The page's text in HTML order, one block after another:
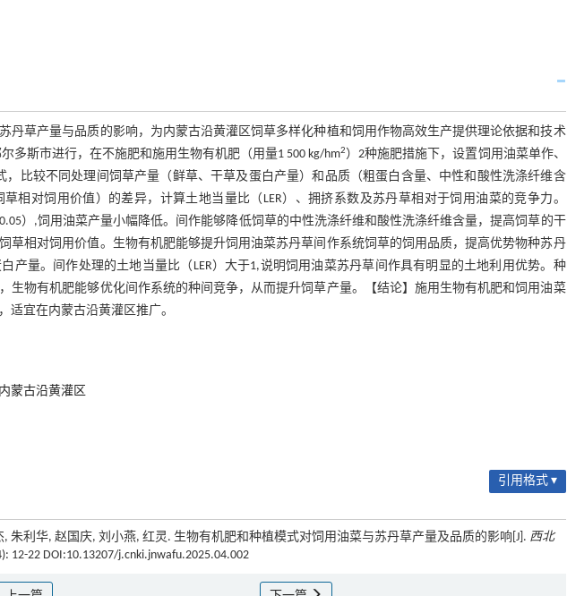
丹草产量与品质的影响，为内蒙古沿黄灌区饲草多样化种植和饲用作物高效生产提供理论依据和技术
多斯市进行，在不施肥和施用生物有机肥（用量1 500 kg/hm2）2种施肥措施下，设置饲用油菜单作、
，比较不同处理间饲草产量（鲜草、干草及蛋白产量）和品质（粗蛋白含量、中性和酸性洗涤纤维含
相对饲用价值）的差异，计算土地当量比（LER）、拥挤系数及苏丹草相对于饲用油菜的竞争力。
）,饲用油菜产量小幅降低。间作能够降低饲草的中性洗涤纤维和酸性洗涤纤维含量，提高饲草的干
草相对饲用价值。生物有机肥能够提升饲用油菜苏丹草间作系统饲草的饲用品质，提高优势物种苏丹
产量。间作处理的土地当量比（LER）大于1,说明饲用油菜苏丹草间作具有明显的土地利用优势。种
生物有机肥能够优化间作系统的种间竞争，从而提升饲草产量。【结论】施用生物有机肥和饲用油菜
适宜在内蒙古沿黄灌区推广。
内蒙古沿黄灌区
引用格式 ▾
朱利华, 赵国庆, 刘小燕, 红灵. 生物有机肥和种植模式对饲用油菜与苏丹草产量及品质的影响[J]. 西北
12-22 DOI:10.13207/j.cnki.jnwafu.2025.04.002